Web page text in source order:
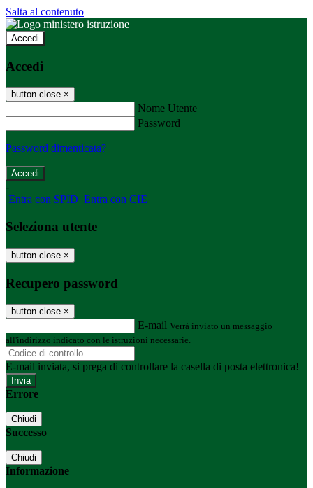
Salta al contenuto
Accedi
Accedi
button close ×
Nome Utente
Password
Password dimenticata?
-
Entra con SPID Entra con CIE
Seleziona utente
button close ×
Recupero password
button close ×
E-mail Verrà inviato un messaggio
all'indirizzo indicato con le istruzioni necessarie.
E-mail inviata, si prega di controllare la casella di posta elettronica!
Errore
Chiudi
Successo
Chiudi
Informazione